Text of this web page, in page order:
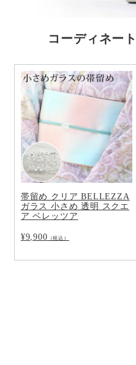
コーディネー
帯留め クリア BELLEZZA
ガラス 小さめ 透明 スクエ
ア ベレッツア
¥9,900 （税込）